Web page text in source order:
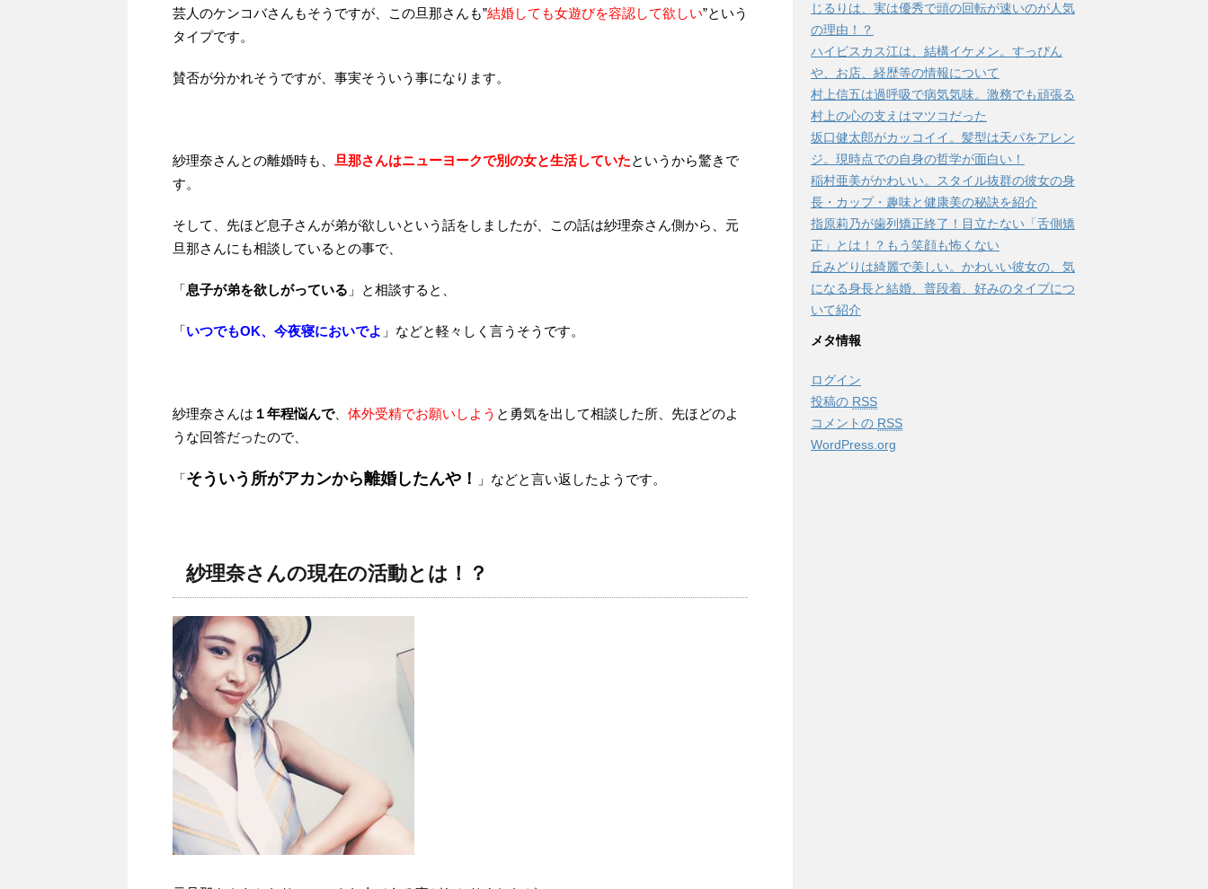
芸人のケンコバさんもそうですが、この旦那さんも”結婚しても女遊びを容認して欲しい”という
タイプです。
賛否が分かれそうですが、事実そういう事になります。
紗理奈さんとの離婚時も、 旦那さんはニューヨークで別の女と生活していたというから驚きで
す。
そして、先ほど息子さんが弟が欲しいという話をしましたが、この話は紗理奈さん側から、元
旦那さんにも相談しているとの事で、
「息子が弟を欲しがっている 」と相談すると、
「いつでもOK、今夜寝においでよ 」などと軽々しく言うそうです。
紗理奈さんは １年程悩んで、 体外受精でお願いしよう と勇気を出して相談した所、先ほどのよ
うな回答だったので、
「そういう所がアカンから離婚したんや！ 」などと言い返したようです。
紗理奈さんの現在の活動とは！？
じるりは、実は優秀で頭の回転が速いのが人気
の理由！？
ハイビスカス江は、結構イケメン。すっぴん
や、お店、経歴等の情報について
村上信五は過呼吸で病気気味。激務でも頑張る
村上の心の支えはマツコだった
坂口健太郎がカッコイイ。髪型は天パをアレン
ジ。現時点での自身の哲学が面白い！
稲村亜美がかわいい。スタイル抜群の彼女の身
長・カップ・趣味と健康美の秘訣を紹介
指原莉乃が歯列矯正終了！目立たない「舌側矯
正」とは！？もう笑顔も怖くない
丘みどりは綺麗で美しい。かわいい彼女の、気
になる身長と結婚、普段着、好みのタイプにつ
いて紹介
メタ情報
ログイン
投稿の RSS
コメントの RSS
WordPress.org